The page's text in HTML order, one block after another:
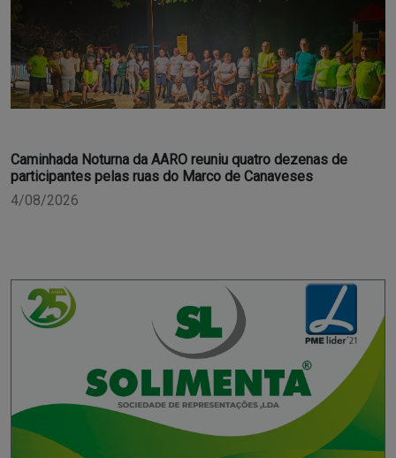
Caminhada Noturna da AARO reuniu quatro dezenas de
participantes pelas ruas do Marco de Canaveses
4/08/2026